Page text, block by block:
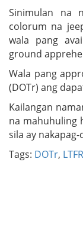
Sinimulan na
colorum na
wala pang
ground
Wala pang
(DOTr) ang
Kailangan
na mahuhuling
sila ay
Tags: DOTr,